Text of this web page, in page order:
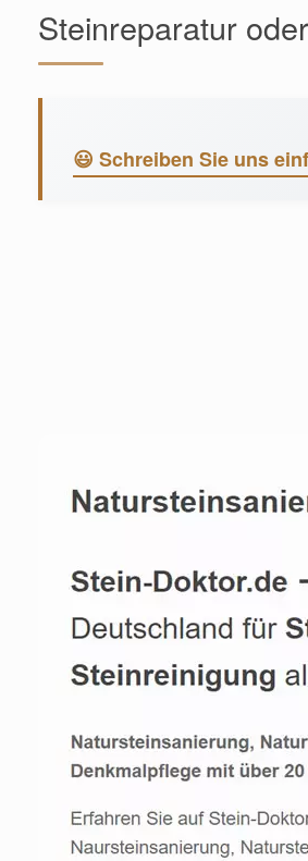
Steinreparatur
😃 Schreiben Sie uns